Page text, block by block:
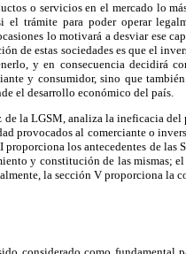
o servicios en el mercado lo
el trámite para poder operar
lo motivará a desviar ese
de estas sociedades es que el
y en consecuencia decidirá
y consumidor, sino que
el desarrollo económico del país.
de la LGSM, analiza la ineficacia
provocados al comerciante o
los antecedentes de
y constitución de las mismas;
la sección V proporciona la